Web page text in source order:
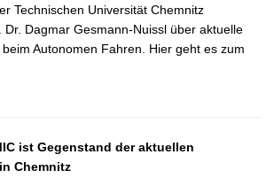
Technischen Universität Chemnitz
Dr. Dagmar Gesmann-Nuissl über aktuelle
Autonomen Fahren. Hier geht es zum
ist Gegenstand der aktuellen
Chemnitz